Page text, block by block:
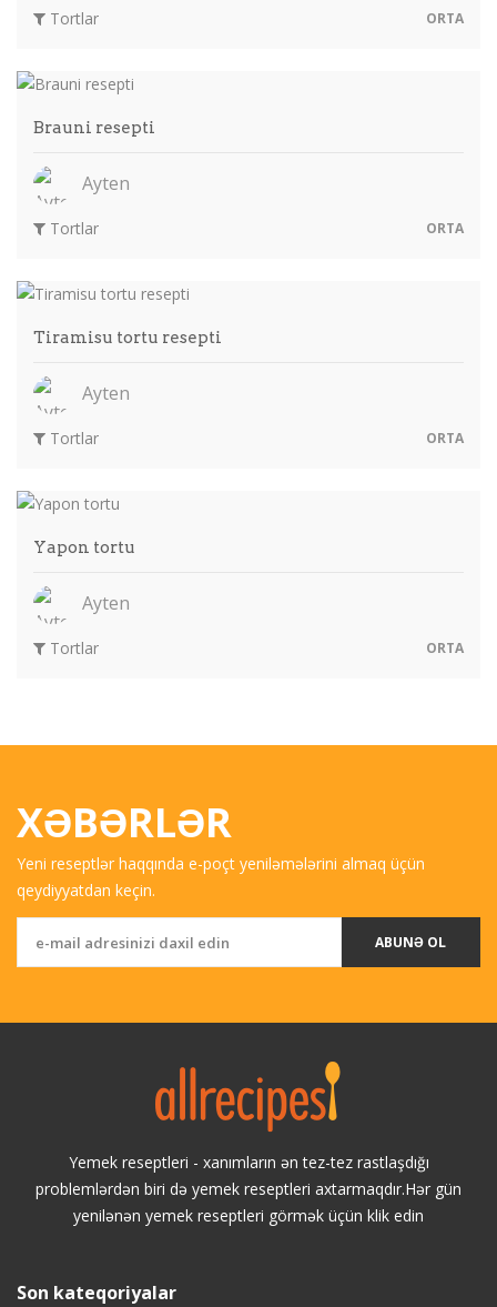
Tortlar ORTA
Brauni resepti
Ayten
Tortlar ORTA
Tiramisu tortu resepti
Ayten
Tortlar ORTA
Yapon tortu
Ayten
Tortlar ORTA
XƏBƏRLƏR
Yeni reseptlər haqqında e-poçt yeniləmələrini almaq üçün
qeydiyyatdan keçin.
ABUNƏ OL
Yemek reseptleri - xanımların ən tez-tez rastlaşdığı
problemlərdən biri də yemek reseptleri axtarmaqdır.Hər gün
yenilənən yemek reseptleri görmək üçün klik edin
Son kateqoriyalar